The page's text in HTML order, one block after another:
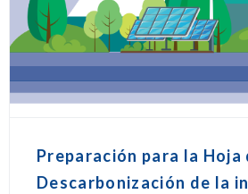
Preparación para la Hoja
Descarbonización de la